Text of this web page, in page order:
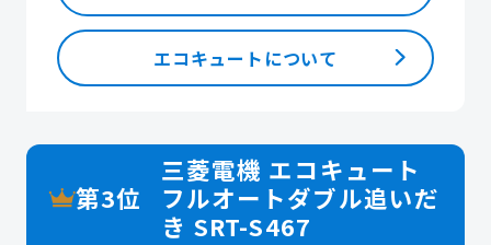
エコキュートについて
第3位
三菱電機 エコキュート
フルオートダブル追いだ
き SRT-S467